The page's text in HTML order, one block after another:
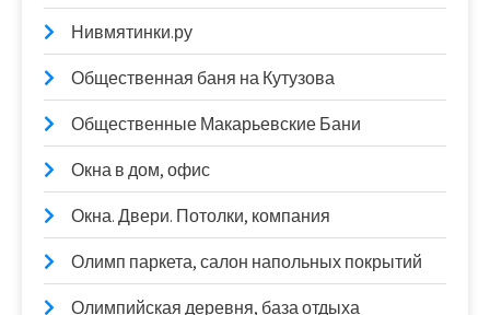
Нивмятинки.ру
Общественная баня на Кутузова
Общественные Макарьевские Бани
Окна в дом, офис
Окна. Двери. Потолки, компания
Олимп паркета, салон напольных покрытий
Олимпийская деревня, база отдыха